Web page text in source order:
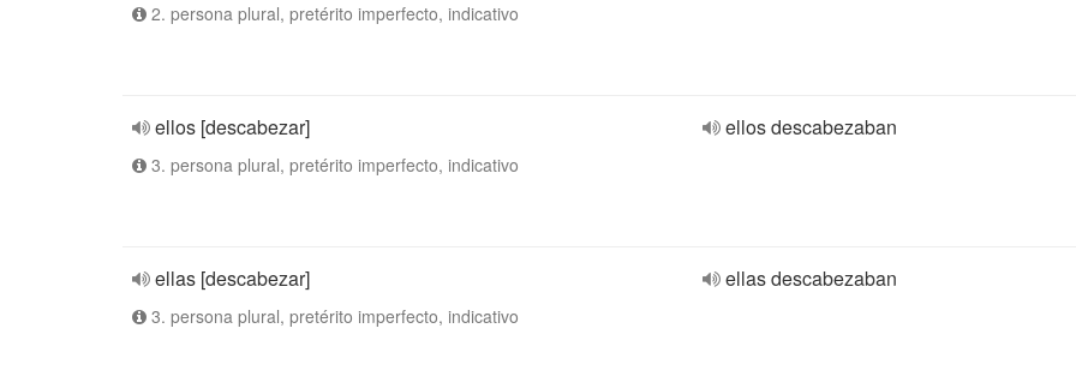
2. persona plural, pretérito imperfecto, indicativo
ellos [descabezar]
3. persona plural, pretérito imperfecto, indicativo
ellos descabezaban
ellas [descabezar]
3. persona plural, pretérito imperfecto, indicativo
ellas descabezaban